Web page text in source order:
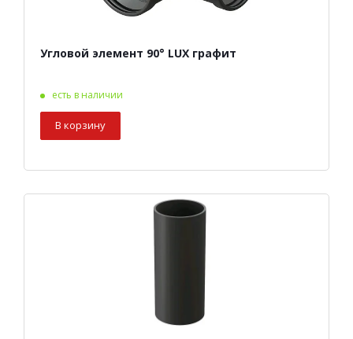
Угловой элемент 90° LUX графит
есть в наличии
В корзину